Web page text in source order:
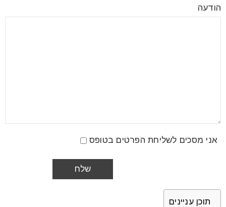
הודעה
אני מסכים לשליחת הפרטים בטופס
תוכן עניינים